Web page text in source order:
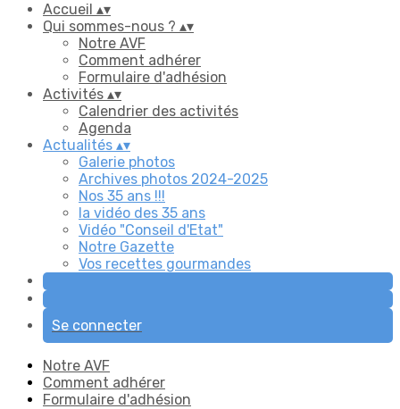
Accueil ▴▾
Qui sommes-nous ? ▴▾
Notre AVF
Comment adhérer
Formulaire d'adhésion
Activités ▴▾
Calendrier des activités
Agenda
Actualités ▴▾
Galerie photos
Archives photos 2024-2025
Nos 35 ans !!!
la vidéo des 35 ans
Vidéo "Conseil d'Etat"
Notre Gazette
Vos recettes gourmandes
Se connecter
Notre AVF
Comment adhérer
Formulaire d'adhésion